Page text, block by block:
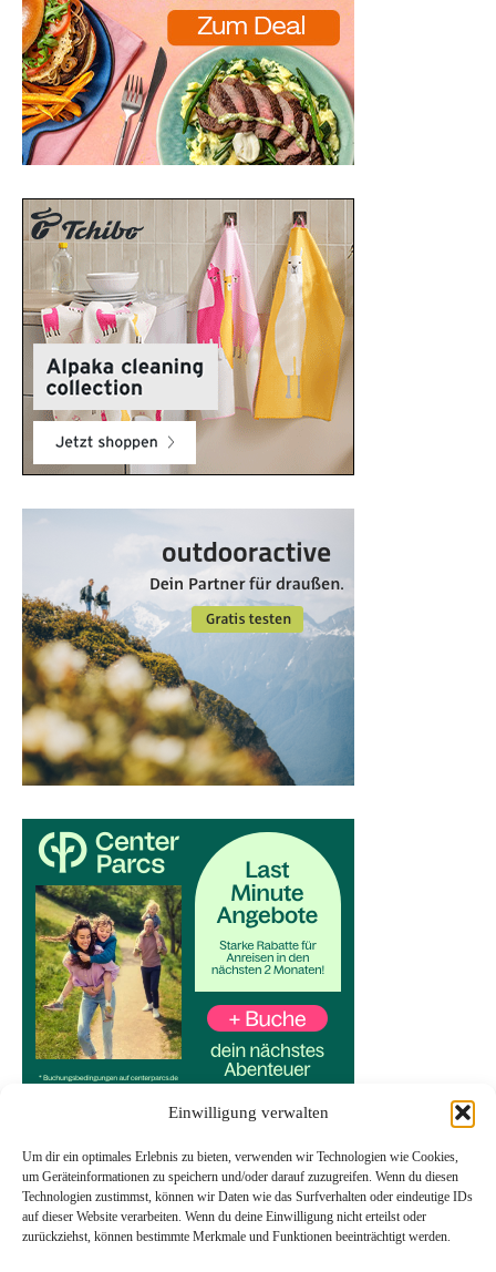
Einwilligung verwalten
Um dir ein optimales Erlebnis zu bieten, verwenden wir Technologien wie Cookies,
um Geräteinformationen zu speichern und/oder darauf zuzugreifen. Wenn du diesen
Technologien zustimmst, können wir Daten wie das Surfverhalten oder eindeutige IDs
auf dieser Website verarbeiten. Wenn du deine Einwilligung nicht erteilst oder
zurückziehst, können bestimmte Merkmale und Funktionen beeinträchtigt werden.
Start
Datenschutzerklärung
Impressum